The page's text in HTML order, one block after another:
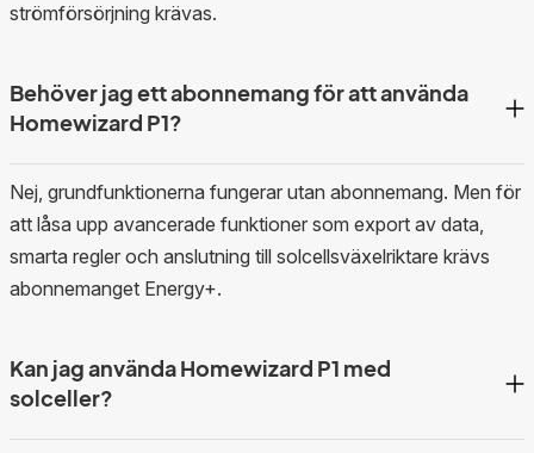
strömförsörjning krävas.
Behöver jag ett abonnemang för att använda
Homewizard P1?
Nej, grundfunktionerna fungerar utan abonnemang. Men för
att låsa upp avancerade funktioner som export av data,
smarta regler och anslutning till solcellsväxelriktare krävs
abonnemanget Energy+.
Kan jag använda Homewizard P1 med
solceller?